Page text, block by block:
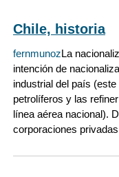
Chile, historia
fernmunozLa
intención de
industrial del país
petrolíferos y las
línea aérea nacional).
corporaciones